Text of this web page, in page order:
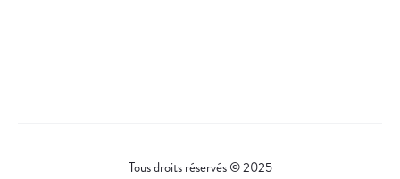
Tous droits réservés © 2025